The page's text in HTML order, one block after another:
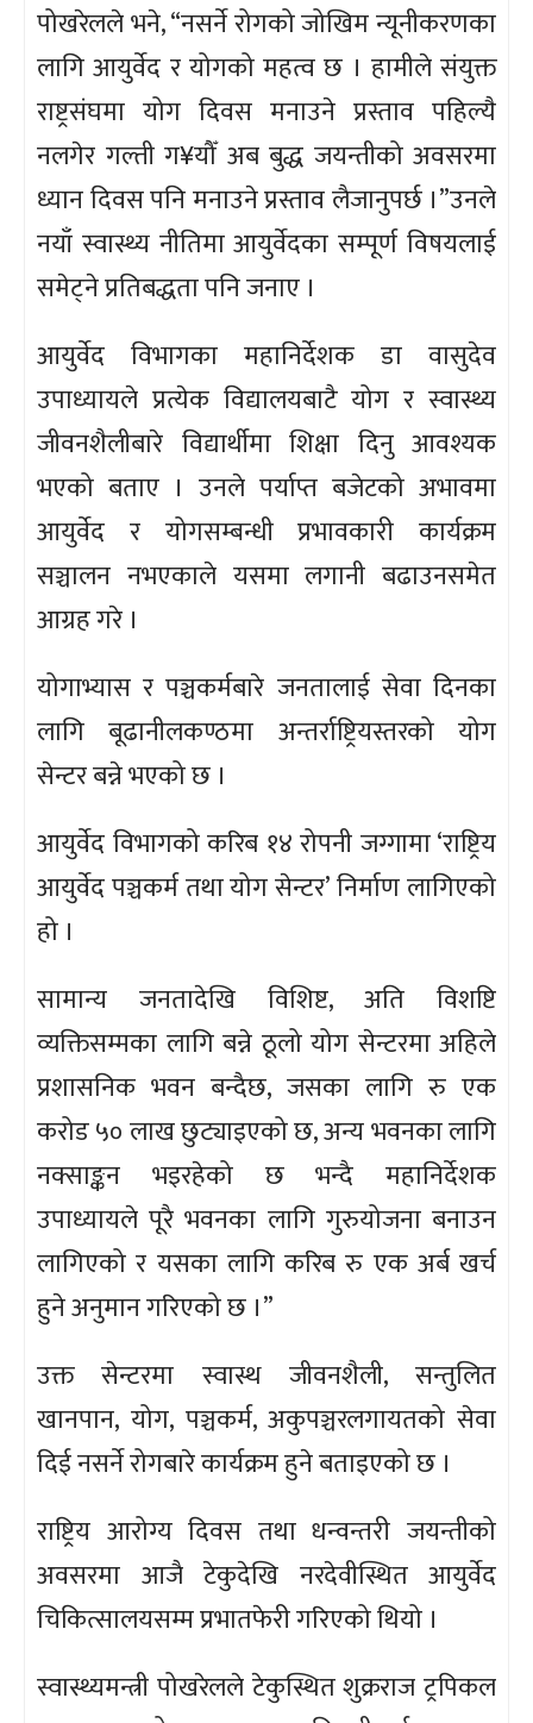
पोखरेलले भने, “नसर्ने रोगको जोखिम न्यूनीकरणका
लागि आयुर्वेद र योगको महत्व छ । हामीले संयुक्त
राष्ट्रसंघमा योग दिवस मनाउने प्रस्ताव पहिल्यै
नलगेर गल्ती ग¥यौँ अब बुद्ध जयन्तीको अवसरमा
ध्यान दिवस पनि मनाउने प्रस्ताव लैजानुपर्छ ।”उनले
नयाँ स्वास्थ्य नीतिमा आयुर्वेदका सम्पूर्ण विषयलाई
समेट्ने प्रतिबद्धता पनि जनाए ।
आयुर्वेद विभागका महानिर्देशक डा वासुदेव
उपाध्यायले प्रत्येक विद्यालयबाटै योग र स्वास्थ्य
जीवनशैलीबारे विद्यार्थीमा शिक्षा दिनु आवश्यक
भएको बताए । उनले पर्याप्त बजेटको अभावमा
आयुर्वेद र योगसम्बन्धी प्रभावकारी कार्यक्रम
सञ्चालन नभएकाले यसमा लगानी बढाउनसमेत
आग्रह गरे ।
योगाभ्यास र पञ्चकर्मबारे जनतालाई सेवा दिनका
लागि बूढानीलकण्ठमा अन्तर्राष्ट्रियस्तरको योग
सेन्टर बन्ने भएको छ ।
आयुर्वेद विभागको करिब १४ रोपनी जग्गामा ‘राष्ट्रिय
आयुर्वेद पञ्चकर्म तथा योग सेन्टर’ निर्माण लागिएको
हो ।
सामान्य जनतादेखि विशिष्ट, अति विशष्टि
व्यक्तिसम्मका लागि बन्ने ठूलो योग सेन्टरमा अहिले
प्रशासनिक भवन बन्दैछ, जसका लागि रु एक
करोड ५० लाख छुट्याइएको छ, अन्य भवनका लागि
नक्साङ्कन भइरहेको छ भन्दै महानिर्देशक
उपाध्यायले पूरै भवनका लागि गुरुयोजना बनाउन
लागिएको र यसका लागि करिब रु एक अर्ब खर्च
हुने अनुमान गरिएको छ ।”
उक्त सेन्टरमा स्वास्थ जीवनशैली, सन्तुलित
खानपान, योग, पञ्चकर्म, अकुपञ्चरलगायतको सेवा
दिई नसर्ने रोगबारे कार्यक्रम हुने बताइएको छ ।
राष्ट्रिय आरोग्य दिवस तथा धन्वन्तरी जयन्तीको
अवसरमा आजै टेकुदेखि नरदेवीस्थित आयुर्वेद
चिकित्सालयसम्म प्रभातफेरी गरिएको थियो ।
स्वास्थ्यमन्त्री पोखरेलले टेकुस्थित शुक्रराज ट्रपिकल